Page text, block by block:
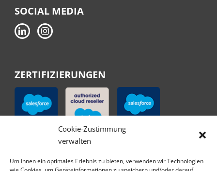
Cookie-Zustimmung
verwalten
Um Ihnen ein optimales Erlebnis zu bieten, verwenden wir Technologien
SOCIAL MEDIA
ZERTIFIZIERUNGEN